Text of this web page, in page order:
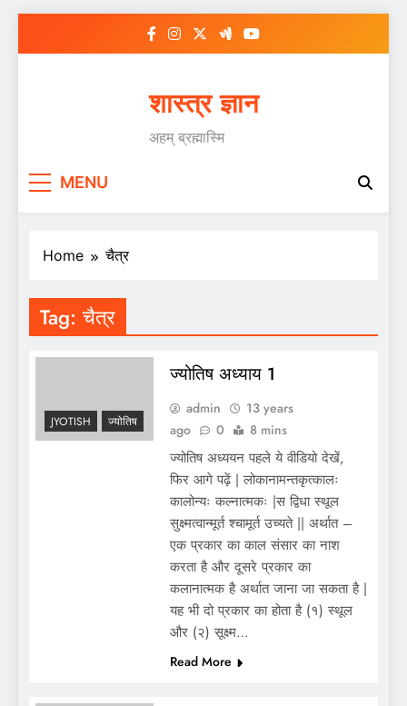
शास्त्र ज्ञान
अहम् ब्रह्मास्मि
MENU
Home चैत्र
Tag:चैत्र
JYOTISH ज्योतिष
ज्योतिष अध्याय 1
admin
13 years
ago
0 8 mins
ज्योतिष अध्ययन पहले ये वीडियो देखें,
फिर आगे पढ़ें | लोकानामन्तकृत्कालः
कालोन्यः कल्नात्मकः |स द्विधा स्थूल
सुक्ष्मत्वान्मूर्त श्चामूर्त उच्यते || अर्थात –
एक प्रकार का काल संसार का नाश
करता है और दूसरे प्रकार का
कलानात्मक है अर्थात जाना जा सकता है |
यह भी दो प्रकार का होता है (१) स्थूल
और (२) सूक्ष्म…
Read More